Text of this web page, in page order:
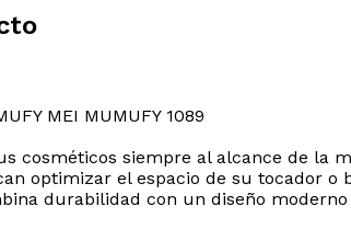
MEI MUMUFY 1089
cosméticos siempre al alcance de la
optimizar el espacio de su tocador
durabilidad con un diseño